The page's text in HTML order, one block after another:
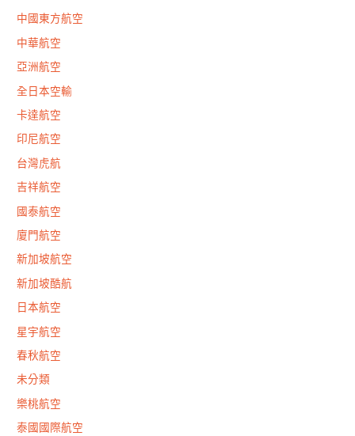
中國東方航空
中華航空
亞洲航空
全日本空輸
卡達航空
印尼航空
台灣虎航
吉祥航空
國泰航空
廈門航空
新加坡航空
新加坡酷航
日本航空
星宇航空
春秋航空
未分類
樂桃航空
泰國國際航空